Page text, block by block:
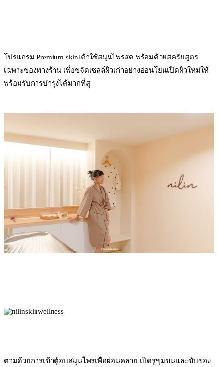
โปรแกรม Premium skinเค้าใช้สมุนไพรสด พร้อมด้วยสครับสูตร
เฉพาะของทางร้าน เพื่อขจัดเซลล์ผิวเก่าอย่างอ่อนโยนเปิดผิวใหม่ให้
พร้อมรับการบำรุงได้มากที่สุ
ตามด้วยการเข้าตู้อบสมุนไพรเพื่อผ่อนคลาย เปิดรูขุมขนและขับของ